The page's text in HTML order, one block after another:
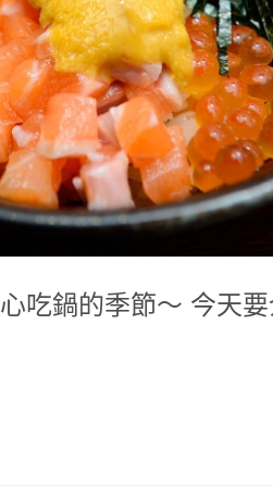
吃鍋的季節～ 今天